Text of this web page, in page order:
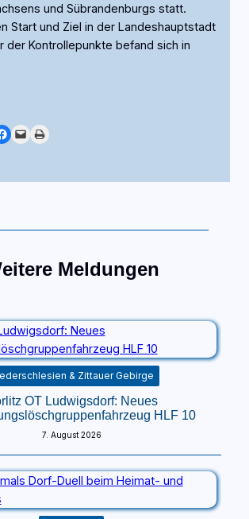
und Sübrandenburgs statt.
Start und Ziel in der Landeshauptstadt
der Kontrollepunkte befand sich in
WhatsApp
on Facebook
Email this PagePrint this Page
Meldungen
& Zittauer Gebirge
OT Ludwigsdorf: Neues
HLF 10
7. August 2026